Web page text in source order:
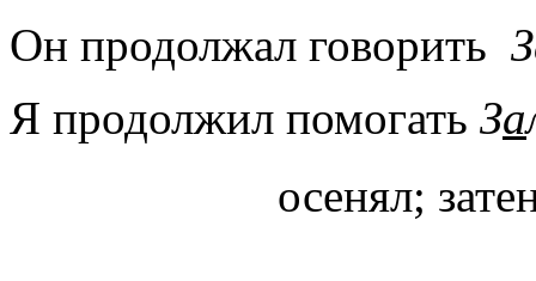
Он продолжал говорить
Я продолжил помогать За
осенял;